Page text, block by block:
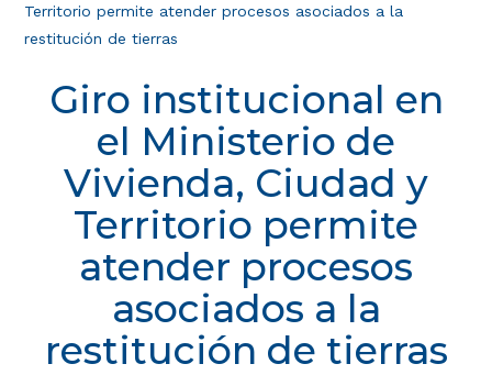
Territorio permite atender procesos asociados a la
restitución de tierras
Giro institucional en
el Ministerio de
Vivienda, Ciudad y
Territorio permite
atender procesos
asociados a la
restitución de tierras